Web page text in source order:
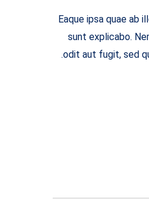
Eaque ipsa quae ab
sunt explicabo.
odit aut fugit, sed